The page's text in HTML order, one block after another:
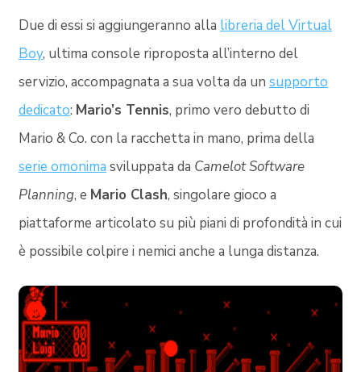
Due di essi si aggiungeranno alla libreria del Virtual
Boy, ultima console riproposta all’interno del
servizio, accompagnata a sua volta da un supporto
dedicato: Mario’s Tennis, primo vero debutto di
Mario & Co. con la racchetta in mano, prima della
serie omonima sviluppata da Camelot Software
Planning, e Mario Clash, singolare gioco a
piattaforme articolato su più piani di profondità in cui
è possibile colpire i nemici anche a lunga distanza.